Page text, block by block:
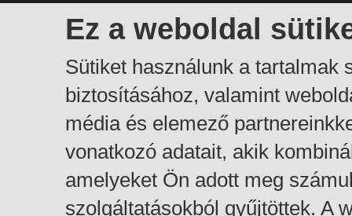
Ez a weboldal
Sütiket használunk a tartalmak
biztosításához, valamint
média és elemező
vonatkozó adatait, akik
amelyeket Ön adott meg
szolgáltatásokból gyűjtöttek. A